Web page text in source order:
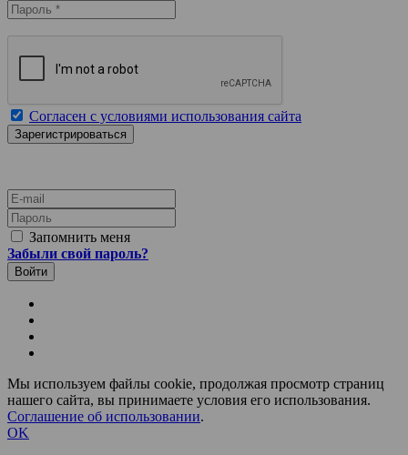
Согласен с условиями использования сайта
E-mail
Пароль
Запомнить меня
Забыли свой пароль?
Мы используем файлы cookie, продолжая просмотр страниц
нашего сайта, вы принимаете условия его использования.
Соглашение об использовании.
OK